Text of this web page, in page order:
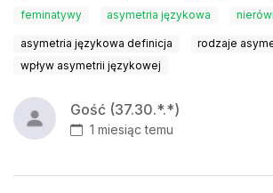
feminatywy asymetria językowa
asymetria językowa definicja
rodzaje
wpływ asymetrii językowej
Gość (37.30.*.*)
1 miesiąc temu